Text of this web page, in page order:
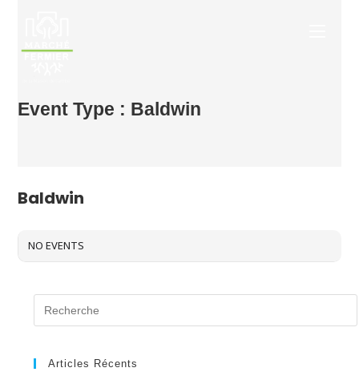
contenu
Event Type : Baldwin
Baldwin
NO EVENTS
Articles Récents